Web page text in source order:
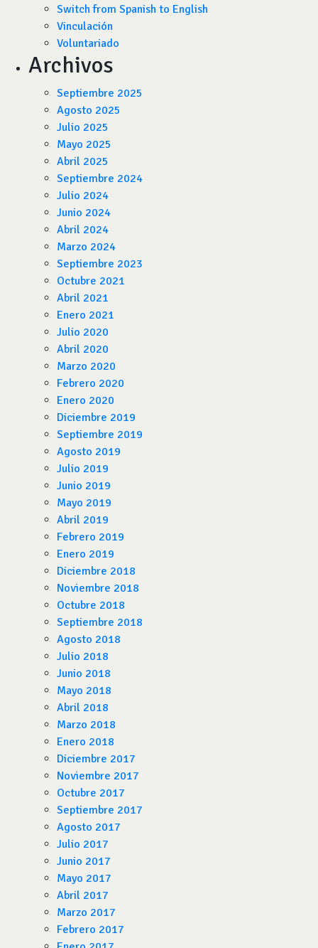
Switch from Spanish to English
Vinculación
Voluntariado
Archivos
Septiembre 2025
Agosto 2025
Julio 2025
Mayo 2025
Abril 2025
Septiembre 2024
Julio 2024
Junio 2024
Abril 2024
Marzo 2024
Septiembre 2023
Octubre 2021
Abril 2021
Enero 2021
Julio 2020
Abril 2020
Marzo 2020
Febrero 2020
Enero 2020
Diciembre 2019
Septiembre 2019
Agosto 2019
Julio 2019
Junio 2019
Mayo 2019
Abril 2019
Febrero 2019
Enero 2019
Diciembre 2018
Noviembre 2018
Octubre 2018
Septiembre 2018
Agosto 2018
Julio 2018
Junio 2018
Mayo 2018
Abril 2018
Marzo 2018
Enero 2018
Diciembre 2017
Noviembre 2017
Octubre 2017
Septiembre 2017
Agosto 2017
Julio 2017
Junio 2017
Mayo 2017
Abril 2017
Marzo 2017
Febrero 2017